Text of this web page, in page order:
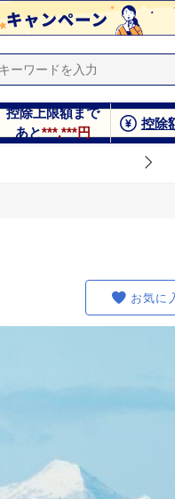
控除上限額まで
あと***,***円
控除
お気に